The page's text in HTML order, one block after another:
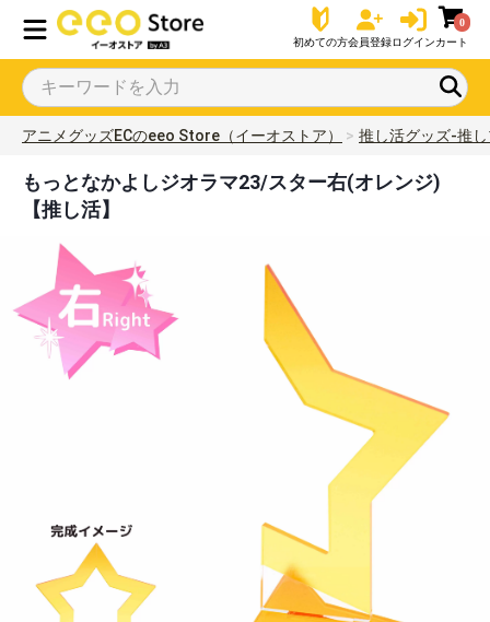
初めての方会員登録ログイン
0
カート
アニメグッズECのeeo Store（イーオストア） 推し活グッズ-推
もっとなかよしジオラマ23/スター右(オレンジ)
【推し活】